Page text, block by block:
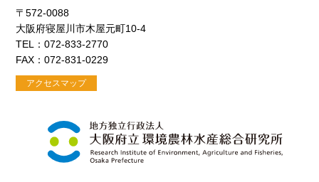
〒572-0088
大阪府寝屋川市木屋元町10-4
TEL：072-833-2770
FAX：072-831-0229
アクセスマップ